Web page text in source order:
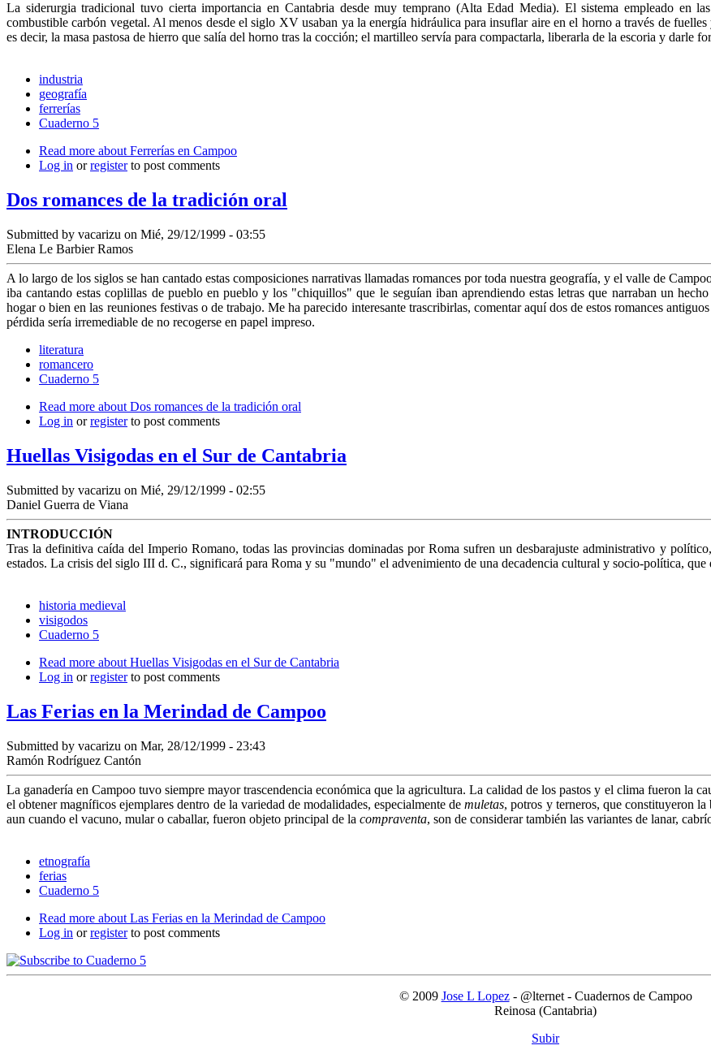
La siderurgia tradicional tuvo cierta importancia en Cantabria desde muy temprano (Alta Edad Media). El sistema empleado en
combustible carbón vegetal. Al menos desde el siglo XV usaban ya la energía hidráulica para insuflar aire en el horno a través de
es decir, la masa pastosa de hierro que salía del horno tras la cocción; el martilleo servía para compactarla, liberarla de la escoria y darle
industria
geografía
ferrerías
Cuaderno 5
Read more about Ferrerías en Campoo
Log in orregisterto post comments
Dos romances de la tradición oral
Submitted by vacarizu on Mié, 29/12/1999 - 03:55
Elena Le Barbier Ramos
A lo largo de los siglos se han cantado estas composiciones narrativas llamadas romances por toda nuestra geografía, y el valle de
iba cantando estas coplillas de pueblo en pueblo y los "chiquillos" que le seguían iban aprendiendo estas letras que narraban un
hogar o bien en las reuniones festivas o de trabajo. Me ha parecido interesante trascribirlas, comentar aquí dos de estos romances
pérdida sería irremediable de no recogerse en papel impreso.
literatura
romancero
Cuaderno 5
Read more about Dos romances de la tradición oral
Log in orregisterto post comments
Huellas Visigodas en el Sur de Cantabria
Submitted by vacarizu on Mié, 29/12/1999 - 02:55
Daniel Guerra de Viana
INTRODUCCIÓN
Tras la definitiva caída del Imperio Romano, todas las provincias dominadas por Roma sufren un desbarajuste administrativo y
estados. La crisis del siglo III d. C., significará para Roma y su "mundo" el advenimiento de una decadencia cultural y socio-política,
historia medieval
visigodos
Cuaderno 5
Read more about Huellas Visigodas en el Sur de Cantabria
Log in orregisterto post comments
Las Ferias en la Merindad de Campoo
Submitted by vacarizu on Mar, 28/12/1999 - 23:43
Ramón Rodríguez Cantón
La ganadería en Campoo tuvo siempre mayor trascendencia económica que la agricultura. La calidad de los pastos y el clima fueron la
el obtener magníficos ejemplares dentro de la variedad de modalidades, especialmente demuletas, potros y terneros, que constituyeron
aun cuando el vacuno, mular o caballar, fueron objeto principal de la compraventa, son de considerar también las variantes de lanar,
etnografía
ferias
Cuaderno 5
Read more about Las Ferias en la Merindad de Campoo
Log in orregisterto post comments
© 2009 Jose L Lopez- @lternet - Cuadernos de Campoo
Reinosa (Cantabria)
Subir